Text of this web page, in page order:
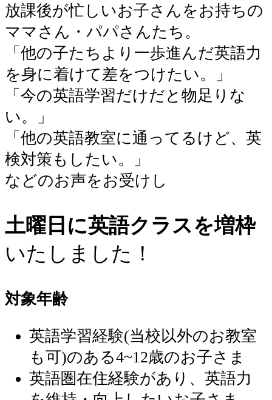
放課後が忙しいお子さんをお持ちの
ママさん・パパさんたち。
「他の子たちより一歩進んだ英語力
を身に着けて差をつけたい。」
「今の英語学習だけだと物足りな
い。」
「他の英語教室に通ってるけど、英
検対策もしたい。」
などのお声をお受けし
土曜日に英語クラスを増枠
いたしました！
対象年齢
英語学習経験(当校以外のお教室
も可)のある4~12歳のお子さま
英語圏在住経験があり、英語力